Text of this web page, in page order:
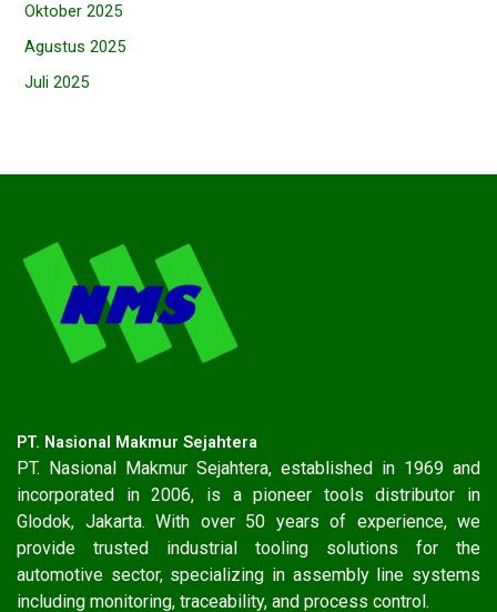
Oktober 2025
Agustus 2025
Juli 2025
PT. Nasional Makmur Sejahtera
PT. Nasional Makmur Sejahtera, established in 1969 and
incorporated in 2006, is a pioneer tools distributor in
Glodok, Jakarta. With over 50 years of experience, we
provide trusted industrial tooling solutions for the
automotive sector, specializing in assembly line systems
including monitoring, traceability, and process control.